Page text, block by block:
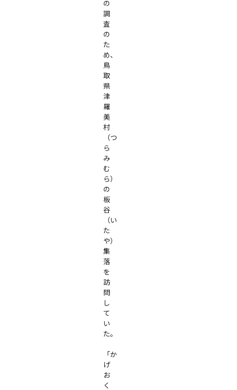
の
調
査
の
た
め、
鳥
取
県
津
羅
美
村
（つ
ら
み
む
ら）
の
板
谷
（い
た
や）
集
落
を
訪
問
し
て
い
た。
「か
げ
お
く